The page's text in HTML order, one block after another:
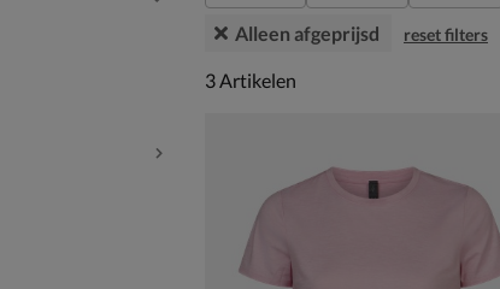
Alleen afgeprijsd reset filters
3 artikelen
3Artikelen